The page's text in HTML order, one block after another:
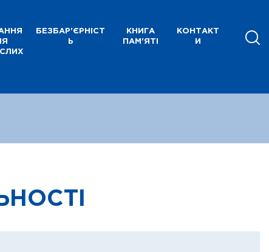
БЕЗБАР'ЄРНІСТ
Ь
КНИГА
ПАМ'ЯТІ
КОНТАКТ
И